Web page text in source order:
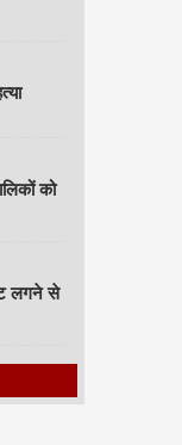
को
लगने से